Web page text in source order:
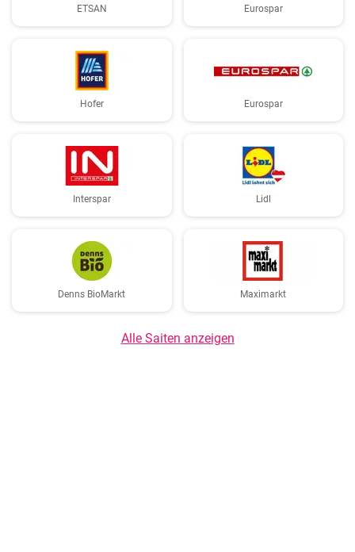
ETSAN Eurospar
Hofer Eurospar
Interspar Lidl
Denns BioMarkt Maximarkt
Alle Saiten anzeigen